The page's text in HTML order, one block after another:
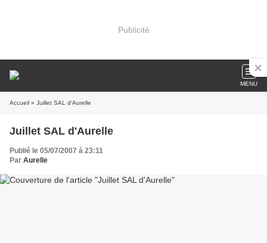
Publicité
MENU
Accueil » Juillet SAL d'Aurelle
Juillet SAL d'Aurelle
Publié le 05/07/2007 à 23:11
Par Aurelle